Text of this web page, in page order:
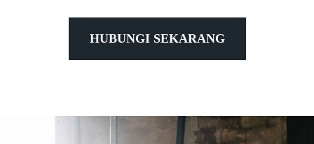
HUBUNGI SEKARANG